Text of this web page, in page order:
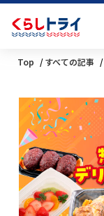
Top すべての記事